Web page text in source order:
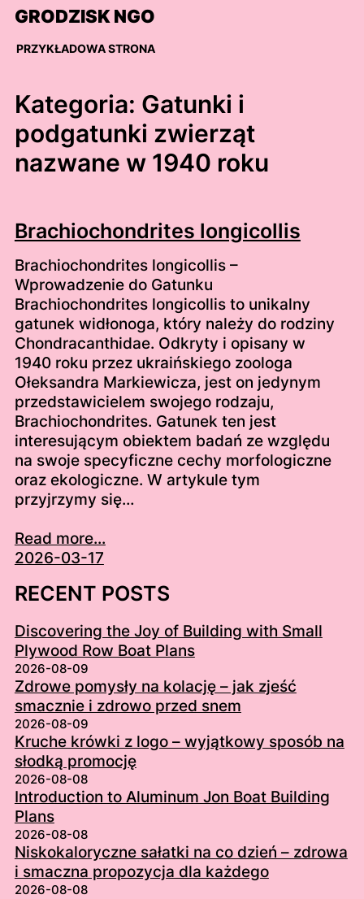
Skip
content
GRODZISK NGO
PRZYKŁADOWA STRONA
Kategoria: Gatunki i
podgatunki zwierząt
nazwane w 1940 roku
Brachiochondrites longicollis
Brachiochondrites longicollis –
Wprowadzenie do Gatunku
Brachiochondrites longicollis to unikalny
gatunek widłonoga, który należy do rodziny
Chondracanthidae. Odkryty i opisany w
1940 roku przez ukraińskiego zoologa
Ołeksandra Markiewicza, jest on jedynym
przedstawicielem swojego rodzaju,
Brachiochondrites. Gatunek ten jest
interesującym obiektem badań ze względu
na swoje specyficzne cechy morfologiczne
oraz ekologiczne. W artykule tym
przyjrzymy się…
Read more...
2026-03-17
RECENT POSTS
Discovering the Joy of Building with Small
Plywood Row Boat Plans
2026-08-09
Zdrowe pomysły na kolację – jak zjeść
smacznie i zdrowo przed snem
2026-08-09
Kruche krówki z logo – wyjątkowy sposób na
słodką promocję
2026-08-08
Introduction to Aluminum Jon Boat Building
Plans
2026-08-08
Niskokaloryczne sałatki na co dzień – zdrowa
i smaczna propozycja dla każdego
2026-08-08